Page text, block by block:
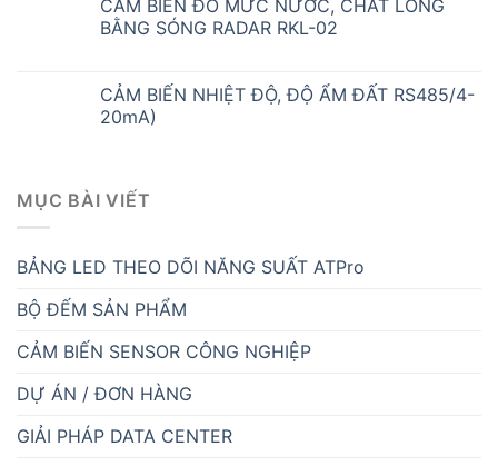
CẢM BIẾN ĐO MỨC NƯỚC, CHẤT LỎNG
BẰNG SÓNG RADAR RKL-02
CẢM BIẾN NHIỆT ĐỘ, ĐỘ ẨM ĐẤT RS485/4-
20mA)
MỤC BÀI VIẾT
BẢNG LED THEO DÕI NĂNG SUẤT ATPro
BỘ ĐẾM SẢN PHẨM
CẢM BIẾN SENSOR CÔNG NGHIỆP
DỰ ÁN / ĐƠN HÀNG
GIẢI PHÁP DATA CENTER